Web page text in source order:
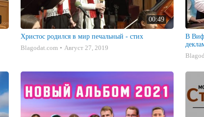
00:49
Христос родился в мир печальный - стих
Blagodat.com
Август 27, 2019
В